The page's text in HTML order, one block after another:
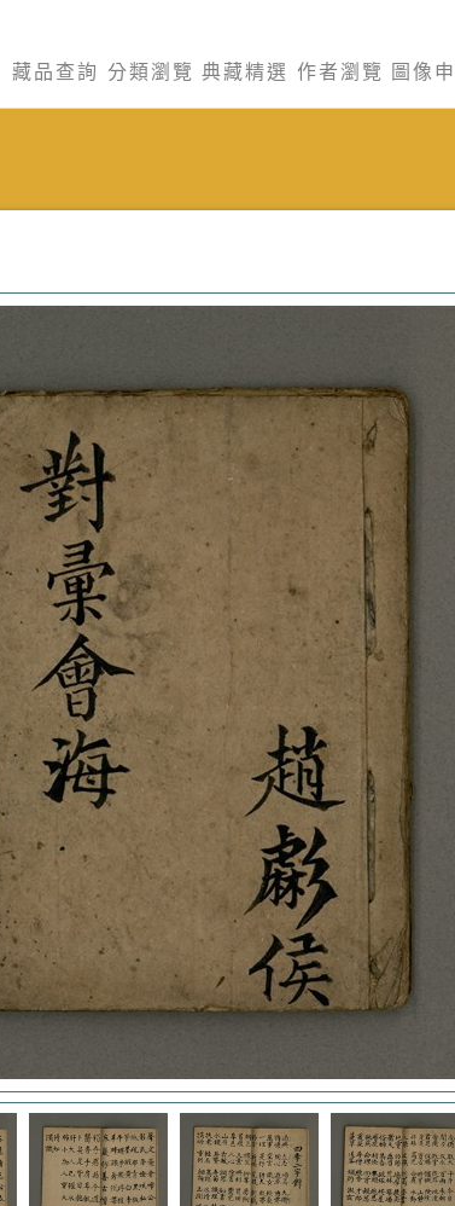
藏品查詢 分類瀏覽 典藏精選 作者瀏覽 圖像